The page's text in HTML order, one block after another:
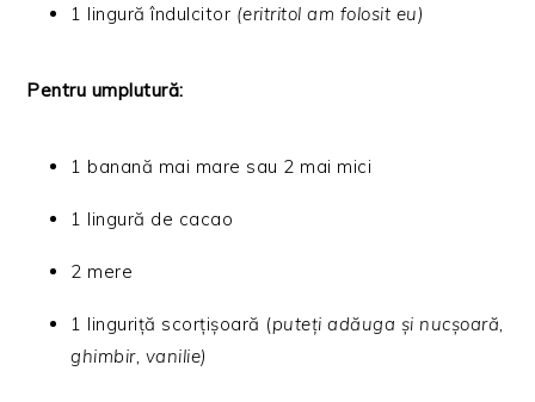
1 lingură îndulcitor (eritritol am folosit eu)
Pentru umplutură:
1 banană mai mare sau 2 mai mici
1 lingură de cacao
2 mere
1 linguriță scorțișoară (puteți adăuga și nucșoară,
ghimbir, vanilie)